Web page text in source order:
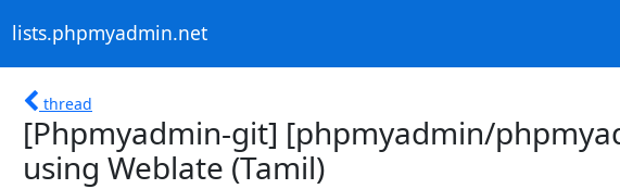
lists.phpmyadmin.net
thread
[Phpmyadmin-git] [phpmyadmin/
using Weblate (Tamil)